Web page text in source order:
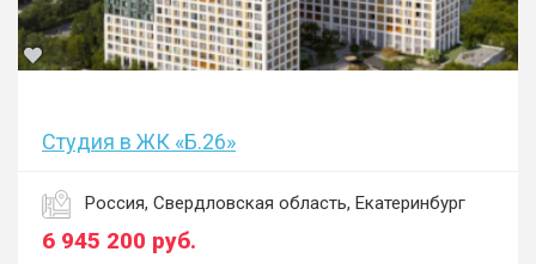
Студия в ЖК «Б.26»
Россия, Свердловская область, Екатеринбург
6 945 200 руб.